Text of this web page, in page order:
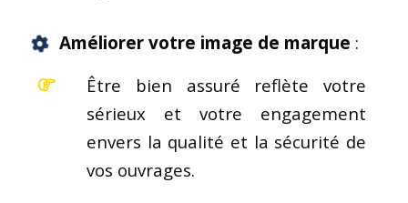
Améliorer votre image de marque :
Être bien assuré reflète votre
sérieux et votre engagement
envers la qualité et la sécurité de
vos ouvrages.